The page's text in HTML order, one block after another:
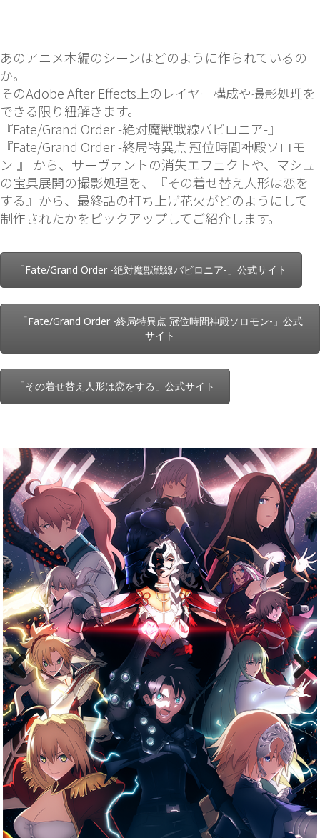
あのアニメ本編のシーンはどのように作られているの
か。
そのAdobe After Effects上のレイヤー構成や撮影処理を
できる限り紐解きます。
『Fate/Grand Order -絶対魔獣戦線バビロニア-』
『Fate/Grand Order -終局特異点 冠位時間神殿ソロモ
ン-』 から、サーヴァントの消失エフェクトや、マシュ
の宝具展開の撮影処理を、『その着せ替え人形は恋を
する 』から、最終話の打ち上げ花火がどのようにして
制作されたかをピックアップしてご紹介します。
「Fate/Grand Order -絶対魔獣戦線バビロニア-」公式サイト
「Fate/Grand Order -終局特異点 冠位時間神殿ソロモン-」公式
サイト
「その着せ替え人形は恋をする」公式サイト
Previous Next